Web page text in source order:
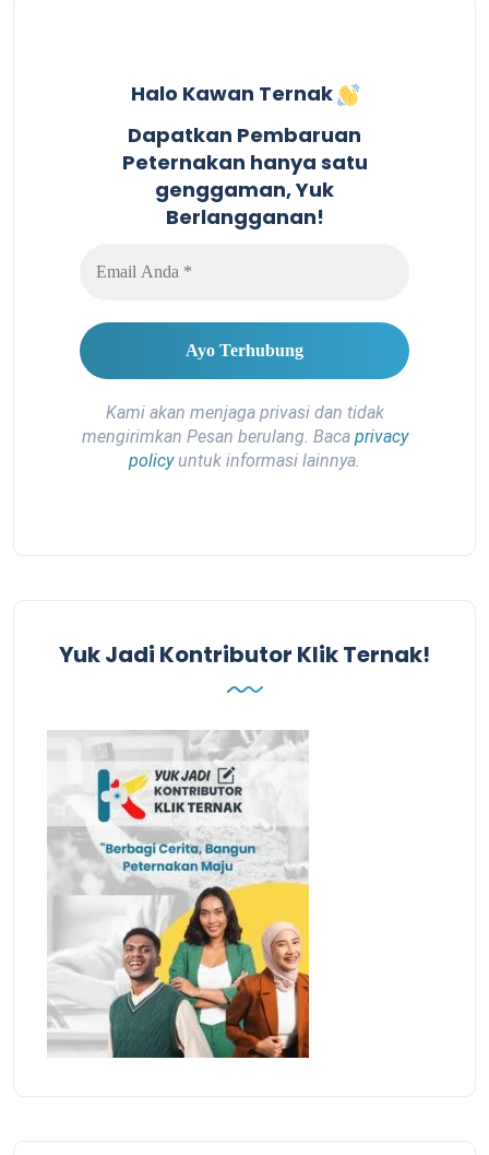
Halo Kawan Ternak
Dapatkan Pembaruan
Peternakan hanya satu
genggaman, Yuk
Berlangganan!
Kami akan menjaga privasi dan tidak
mengirimkan Pesan berulang. Baca privacy
policyuntuk informasi lainnya.
Yuk Jadi Kontributor Klik Ternak!